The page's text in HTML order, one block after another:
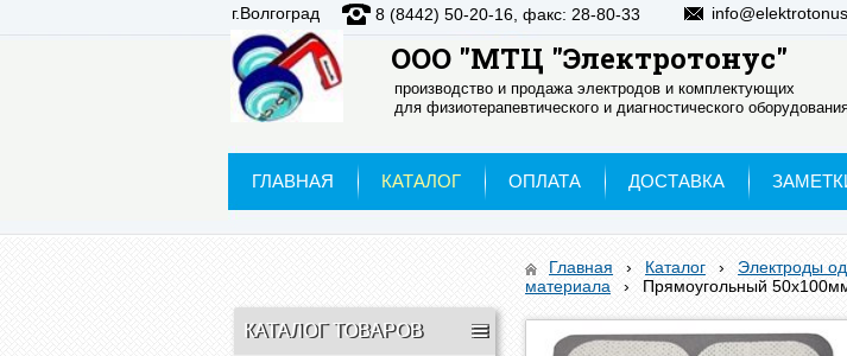
ООО "МТЦ "Электротонус"
производство и продажа электродов и комплектующих
для физиотерапевтического и диагностического
г.Волгоград 8 (8442) 50-20-16, факс: 28-80-33
ГЛАВНАЯ КАТАЛОГ ОПЛАТА ДОСТАВКА
КАТАЛОГ ТОВАРОВ
Главная › Каталог › Электроды
материала
› Прямоугольный